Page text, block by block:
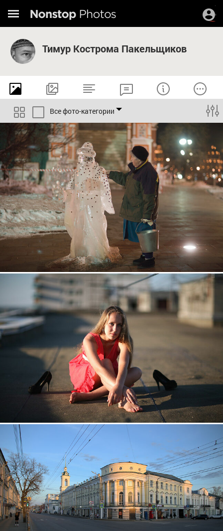
Тимур Кострома Пакельщиков
Все фото-категории